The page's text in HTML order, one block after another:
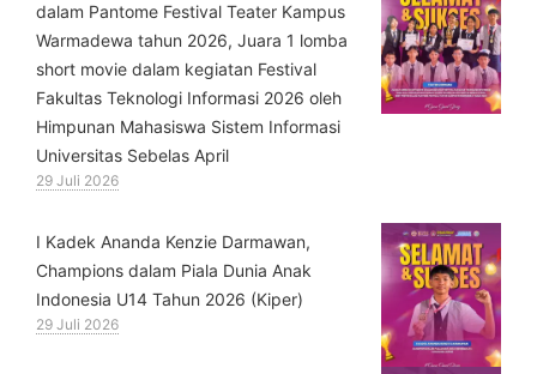
dalam Pantome Festival Teater Kampus
Warmadewa tahun 2026, Juara 1 lomba
short movie dalam kegiatan Festival
Fakultas Teknologi Informasi 2026 oleh
Himpunan Mahasiswa Sistem Informasi
Universitas Sebelas April
29 Juli 2026
⁠I Kadek Ananda Kenzie Darmawan,
Champions dalam Piala Dunia Anak
Indonesia U14 Tahun 2026 (Kiper)
29 Juli 2026